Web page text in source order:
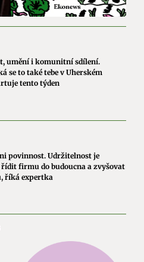
umění i komunitní sdílení.
se to také tebe v Uherském
tento týden
povinnost. Udržitelnost je
firmu do budoucna a zvyšovat
říká expertka